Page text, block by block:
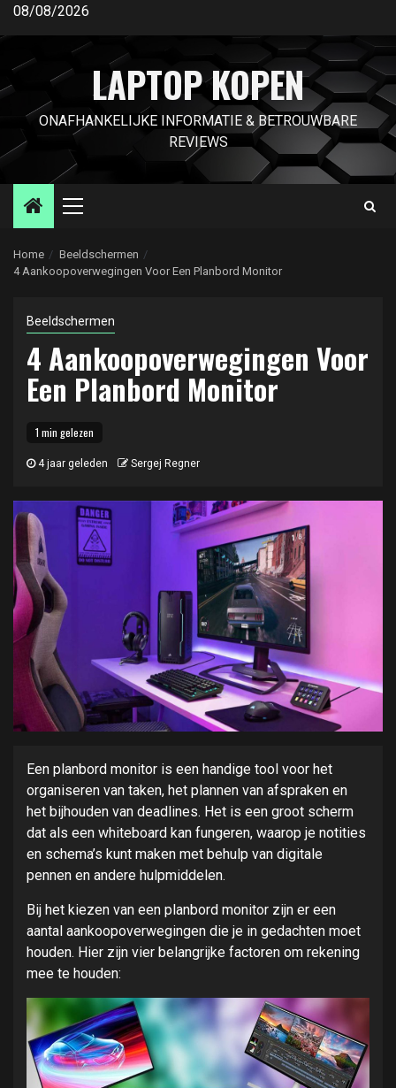
Ga
inhoud
08/08/2026
LAPTOP KOPEN
ONAFHANKELIJKE INFORMATIE & BETROUWBARE
REVIEWS
Primair
Home
Beeldschermen
4 Aankoopoverwegingen Voor Een Planbord Monitor
Beeldschermen
4 Aankoopoverwegingen Voor
Een Planbord Monitor
1 min gelezen
4 jaar geleden Sergej Regner
Een planbord monitor is een handige tool voor het
organiseren van taken, het plannen van afspraken en
het bijhouden van deadlines. Het is een groot scherm
dat als een whiteboard kan fungeren, waarop je notities
en schema’s kunt maken met behulp van digitale
pennen en andere hulpmiddelen.
Bij het kiezen van een planbord monitor zijn er een
aantal aankoopoverwegingen die je in gedachten moet
houden. Hier zijn vier belangrijke factoren om rekening
mee te houden: